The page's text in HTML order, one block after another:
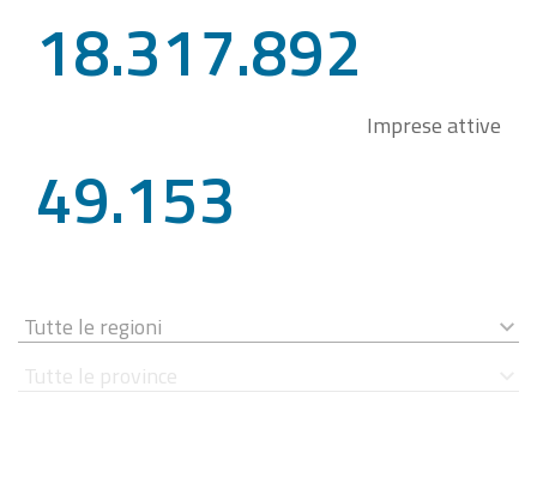
18.317.892
Imprese attive
49.153